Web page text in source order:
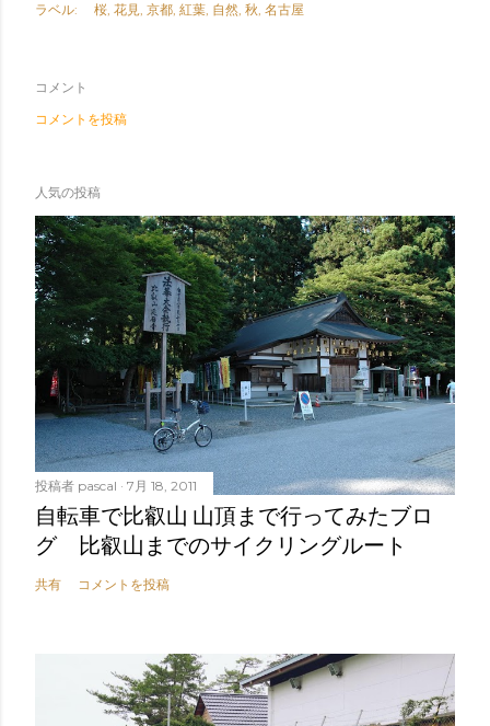
ラベル:
桜 花見 京都 紅葉 自然 秋 名古屋
コメント
コメントを投稿
人気の投稿
投稿者 pascal 7月 18, 2011
自転車で比叡山 山頂まで行ってみたブロ
グ 比叡山までのサイクリングルート
共有 コメントを投稿